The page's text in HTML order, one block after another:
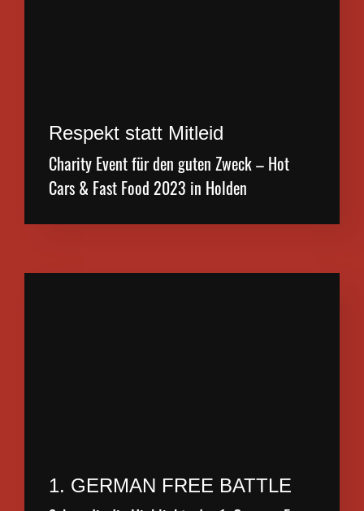
Respekt statt Mitleid
Charity Event für den guten Zweck – Hot
Cars & Fast Food 2023 in Holden
1. GERMAN FREE BATTLE